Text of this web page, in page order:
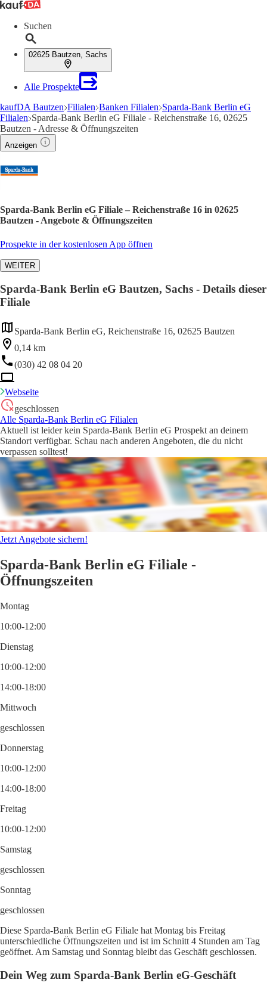
Suchen
02625 Bautzen, Sachs
Alle Prospekte
kaufDA Bautzen Filialen Banken Filialen Sparda-Bank Berlin eG
Filialen Sparda-Bank Berlin eG Filiale - Reichenstraße 16, 02625
Bautzen - Adresse & Öffnungszeiten
Anzeigen
Sparda-Bank Berlin eG Filiale – Reichenstraße 16 in 02625
Bautzen - Angebote & Öffnungszeiten
Prospekte in der kostenlosen App öffnen
WEITER
Sparda-Bank Berlin eG Bautzen, Sachs - Details dieser
Filiale
Sparda-Bank Berlin eG, Reichenstraße 16, 02625 Bautzen
0,14 km
(030) 42 08 04 20
Webseite
geschlossen
Alle Sparda-Bank Berlin eG Filialen
Aktuell ist leider kein Sparda-Bank Berlin eG Prospekt an deinem
Standort verfügbar. Schau nach anderen Angeboten, die du nicht
verpassen solltest!
Jetzt Angebote sichern!
Sparda-Bank Berlin eG Filiale -
Öffnungszeiten
Montag
10:00-12:00
Dienstag
10:00-12:00
14:00-18:00
Mittwoch
geschlossen
Donnerstag
10:00-12:00
14:00-18:00
Freitag
10:00-12:00
Samstag
geschlossen
Sonntag
geschlossen
Diese Sparda-Bank Berlin eG Filiale hat Montag bis Freitag
unterschiedliche Öffnungszeiten und ist im Schnitt 4 Stunden am Tag
geöffnet. Am Samstag und Sonntag bleibt das Geschäft geschlossen.
Dein Weg zum Sparda-Bank Berlin eG-Geschäft